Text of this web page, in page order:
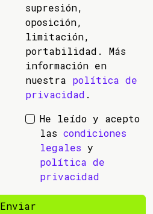
supresión,
oposición,
limitación,
portabilidad. Más
información en
nuestra política de
privacidad .
He leído y acepto
las condiciones
legales y
política de
privacidad
Enviar